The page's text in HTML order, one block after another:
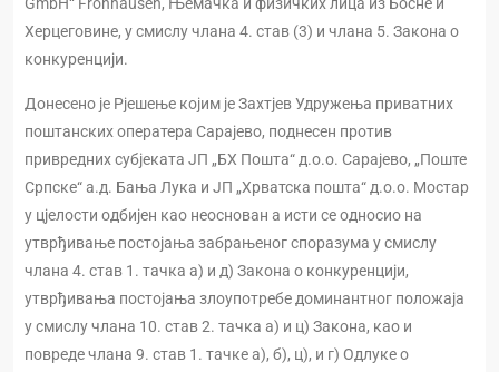
Херцеговине, у смислу члана 4. став (3) и члана 5. Закона о
конкуренцији.
Донесено је Рјешење којим је Захтјев Удружења приватних
поштанских оператера Сарајево, поднесен против
привредних субјеката ЈП „БХ Пошта“ д.о.о. Сарајево, „Поште
Српске“ а.д. Бања Лука и ЈП „Хрватска пошта“ д.о.о. Мостар
у цјелости одбијен као неоснован а исти се односио на
утврђивање постојања забрањеног споразума у смислу
члана 4. став 1. тачка а) и д) Закона о конкуренцији,
утврђивања постојања злоупотребе доминантног положаја
у смислу члана 10. став 2. тачка а) и ц) Закона, као и
повреде члана 9. став 1. тачке а), б), ц), и г) Одлуке о